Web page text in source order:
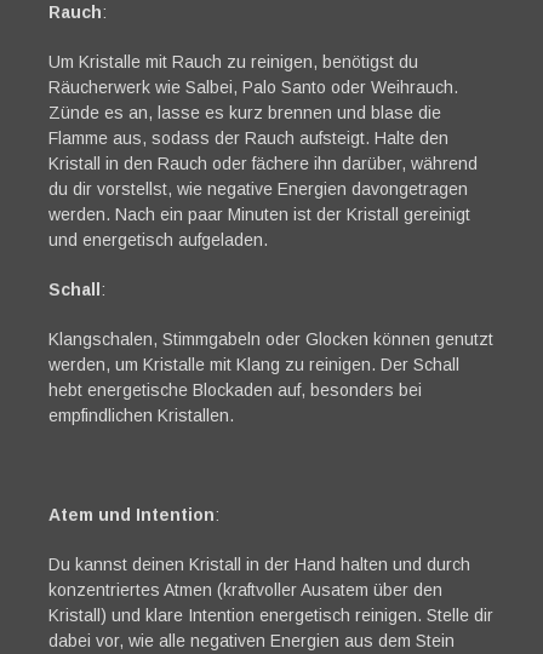
Rauch:
Um Kristalle mit Rauch zu reinigen, benötigst du
Räucherwerk wie Salbei, Palo Santo oder Weihrauch.
Zünde es an, lasse es kurz brennen und blase die
Flamme aus, sodass der Rauch aufsteigt. Halte den
Kristall in den Rauch oder fächere ihn darüber, während
du dir vorstellst, wie negative Energien davongetragen
werden. Nach ein paar Minuten ist der Kristall gereinigt
und energetisch aufgeladen.
Schall :
Klangschalen, Stimmgabeln oder Glocken können genutzt
werden, um Kristalle mit Klang zu reinigen. Der Schall
hebt energetische Blockaden auf, besonders bei
empfindlichen Kristallen.
Atem und Intention:
Du kannst deinen Kristall in der Hand halten und durch
konzentriertes Atmen (kraftvoller Ausatem über den
Kristall) und klare Intention energetisch reinigen. Stelle dir
dabei vor, wie alle negativen Energien aus dem Stein